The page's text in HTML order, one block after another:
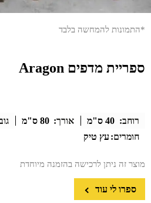
*התמונות להמחשה בלבד
ספריית מדפים Aragon
רוחב: 40 ס"מ אורך: 80 ס"מ
חומרים: עץ טיק
מוצר זה ניתן לרכישה בהזמנה מיוחדת
ספרו לי עוד